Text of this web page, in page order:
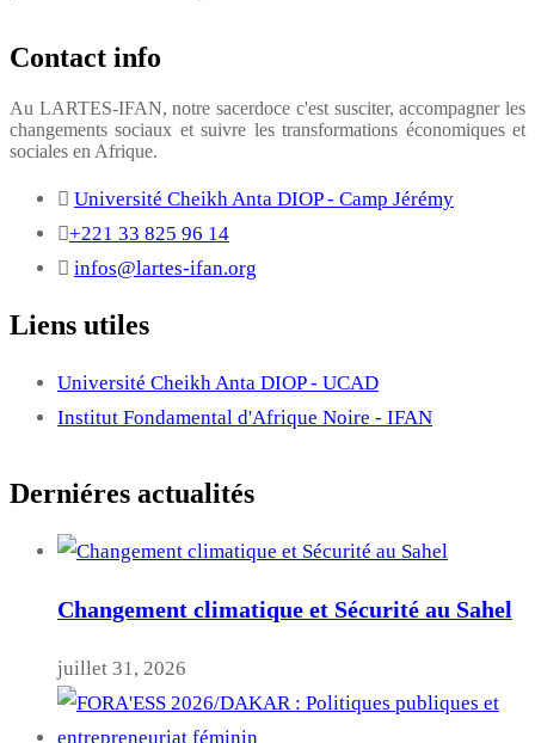
Contact info
Au LARTES-IFAN, notre sacerdoce c'est susciter, accompagner les
changements sociaux et suivre les transformations économiques et
sociales en Afrique.
Université Cheikh Anta DIOP - Camp Jérémy
+221 33 825 96 14
infos@lartes-ifan.org
Liens utiles
Université Cheikh Anta DIOP - UCAD
Institut Fondamental d'Afrique Noire - IFAN
Derniéres actualités
Changement climatique et Sécurité au Sahel
juillet 31, 2026